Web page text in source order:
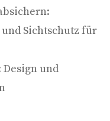
Sichtschutz für
Design und